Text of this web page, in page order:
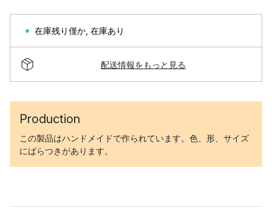
在庫残り僅か 在庫あり
配送情報をもっと見る
Production
この製品はハンドメイドで作られています。色、形、サイズ
にばらつきがあります。